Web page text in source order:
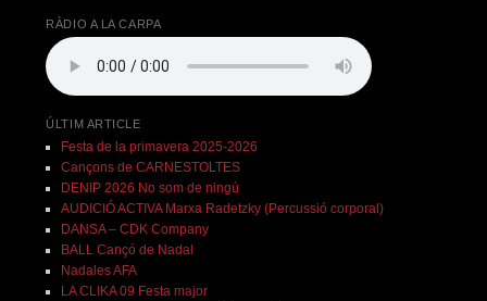
RÀDIO A LA CARPA
ÚLTIM ARTICLE
Festa de la primavera 2025-2026
Cançons de CARNESTOLTES
DENIP 2026 No som de ningú
AUDICIÓ ACTIVA Marxa Radetzky (Percussió corporal)
DANSA – CDK Company
BALL Cançó de Nadal
Nadales AFA
LA CLIKA 09 Festa major